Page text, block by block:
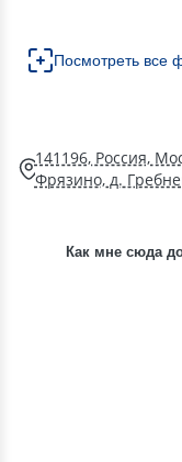
Посмотреть все
141196, Россия,
Фрязино, д.
Как мне сюда